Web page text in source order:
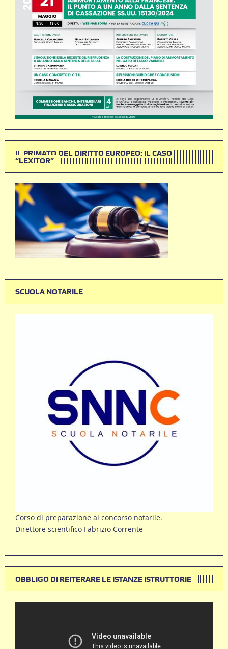
IL PRIMATO DEL DIRITTO EUROPEO: IL CASO
“LEXITOR”
SCUOLA NOTARILE
Corso di preparazione al concorso notarile.
Direttore scientifico Fabrizio Corrente
OBBLIGO DI REITERARE LE ISTANZE ISTRUTTORIE